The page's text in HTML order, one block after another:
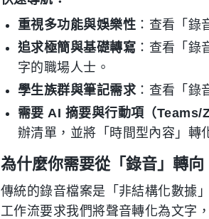
重視多功能與娛樂性 ：查看「錄
追求極簡與基礎轉寫 ：查看「
字的職場人士。
學生族群與筆記需求：查看「錄
需要 AI 摘要與行動項（Teams/
辦清單，並將「時間型內容」轉
為什麼你需要從「錄音」轉向
傳統的錄音檔案是「非結構化數據
工作流要求我們將聲音轉化為文字